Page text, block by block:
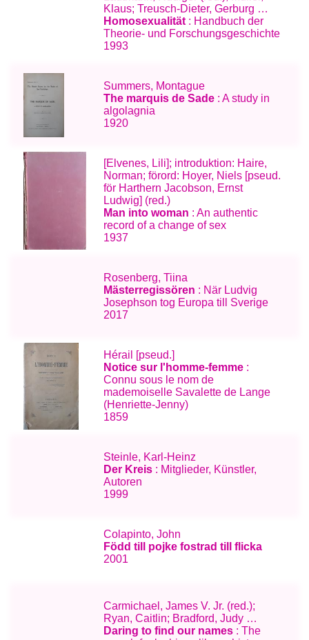
Klaus; Treusch-Dieter, Gerburg …
Homosexualität: Handbuch der
Theorie- und Forschungsgeschichte
1993
Summers, Montague
The marquis de Sade : A study in
algolagnia
1920
[Elvenes, Lili]; introduktion: Haire,
Norman; förord: Hoyer, Niels [pseud.
för Harthern Jacobson, Ernst
Ludwig] (red.)
Man into woman : An authentic
record of a change of sex
1937
Rosenberg, Tiina
Mästerregissören : När Ludvig
Josephson tog Europa till Sverige
2017
Hérail [pseud.]
Notice sur l'homme-femme :
Connu sous le nom de
mademoiselle Savalette de Lange
(Henriette-Jenny)
1859
Steinle, Karl-Heinz
Der Kreis : Mitglieder, Künstler,
Autoren
1999
Colapinto, John
Född till pojke fostrad till flicka
2001
Carmichael, James V. Jr. (red.);
Ryan, Caitlin; Bradford, Judy …
Daring to find our names : The